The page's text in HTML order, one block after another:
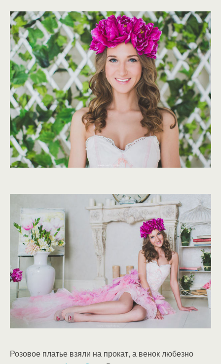
Розовое платье взяли на прокат, а венок любезно